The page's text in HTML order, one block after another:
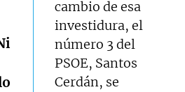
cambio de esa
investidura, el
número 3 del
PSOE, Santos
Cerdán, se